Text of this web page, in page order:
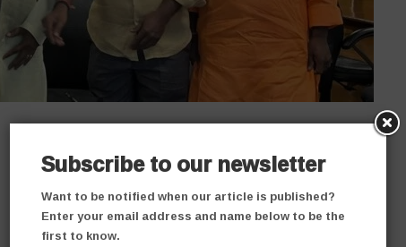
Subscribe to our newsletter
Want to be notified when our article is published?
Enter your email address and name below to be the
first to know.